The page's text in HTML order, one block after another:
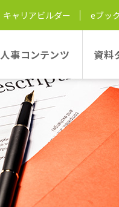
キャリアビルダー eブッ
人事コンテンツ 資料